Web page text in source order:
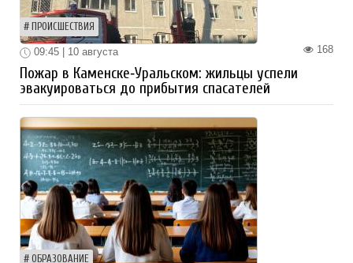
ПРОИСШЕСТВИЯ
168
09:45 | 10 августа
Пожар в Каменске‑Уральском: жильцы успели
эвакуироваться до прибытия спасателей
ОБРАЗОВАНИЕ